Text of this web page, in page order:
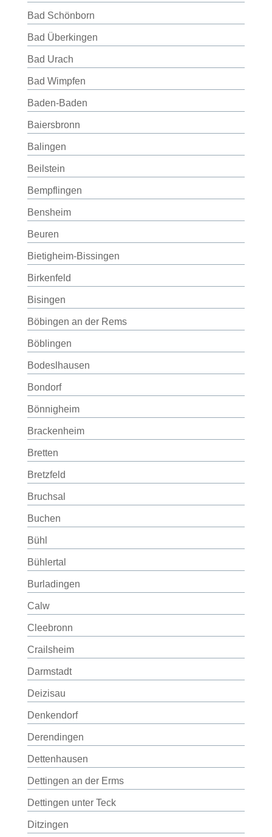
Bad Schönborn
Bad Überkingen
Bad Urach
Bad Wimpfen
Baden-Baden
Baiersbronn
Balingen
Beilstein
Bempflingen
Bensheim
Beuren
Bietigheim-Bissingen
Birkenfeld
Bisingen
Böbingen an der Rems
Böblingen
Bodeslhausen
Bondorf
Bönnigheim
Brackenheim
Bretten
Bretzfeld
Bruchsal
Buchen
Bühl
Bühlertal
Burladingen
Calw
Cleebronn
Crailsheim
Darmstadt
Deizisau
Denkendorf
Derendingen
Dettenhausen
Dettingen an der Erms
Dettingen unter Teck
Ditzingen